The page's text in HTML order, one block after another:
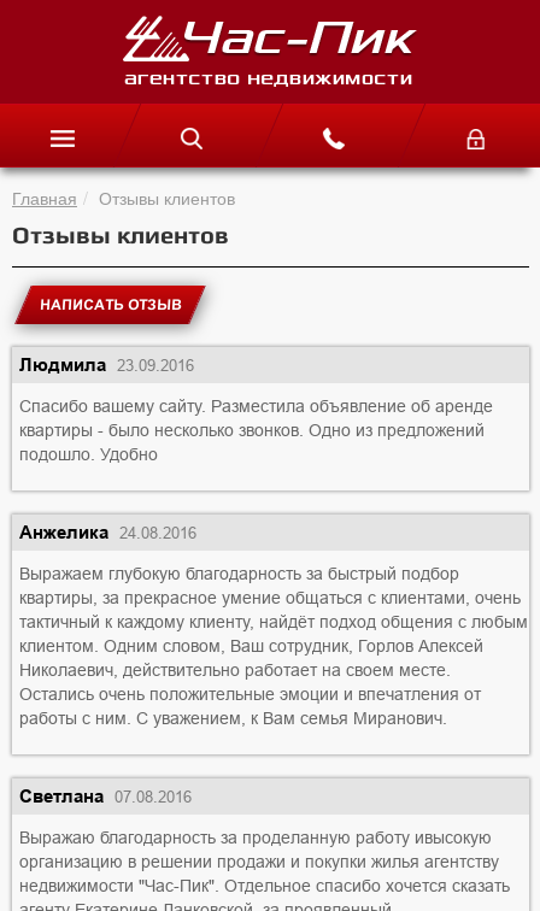
Главная Отзывы клиентов
Отзывы клиентов
НАПИСАТЬ ОТЗЫВ
Людмила 23.09.2016
Спасибо вашему сайту. Разместила объявление об аренде
квартиры - было несколько звонков. Одно из предложений
подошло. Удобно
Анжелика 24.08.2016
Выражаем глубокую благодарность за быстрый подбор
квартиры, за прекрасное умение общаться с клиентами, очень
тактичный к каждому клиенту, найдёт подход общения с любым
клиентом. Одним словом, Ваш сотрудник, Горлов Алексей
Николаевич, действительно работает на своем месте.
Остались очень положительные эмоции и впечатления от
работы с ним. С уважением, к Вам семья Миранович.
Светлана 07.08.2016
Выражаю благодарность за проделанную работу ивысокую
организацию в решении продажи и покупки жилья агентству
недвижимости "Час-Пик". Отдельное спасибо хочется сказать